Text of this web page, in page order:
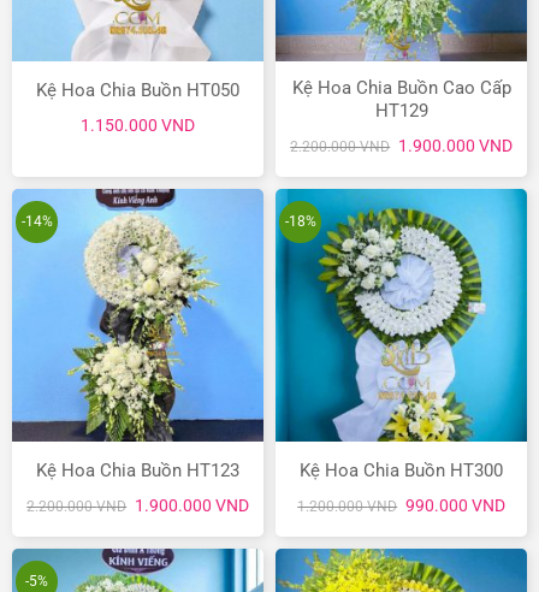
Kệ Hoa Chia Buồn HT050
1.150.000 VND
Kệ Hoa Chia Buồn Cao Cấp
HT129
2.200.000VND Giá
gốc
là:
2.200.000 VND.
1.900.000 VNDGiá
tại
là:
-14%
Kệ Hoa Chia Buồn HT123
2.200.000VND Giá
là:
2.200.000 VND.
1.900.000 VNDGiá
tại
là:
1.900.000 VND.
-18%
Kệ Hoa Chia Buồn HT300
1.200.000VND Giá
là:
1.200.000 VND.
990.000 VNDGiá
tại
là:
-5%